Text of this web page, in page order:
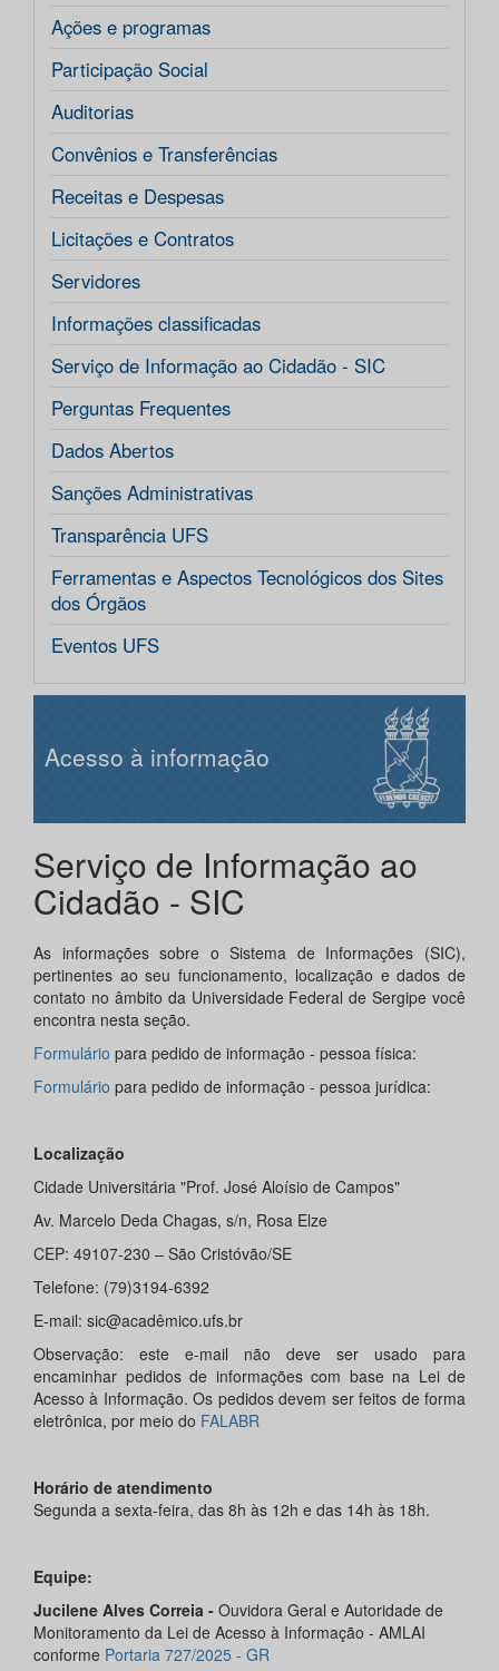
Ações e programas
Participação Social
Auditorias
Convênios e Transferências
Receitas e Despesas
Licitações e Contratos
Servidores
Informações classificadas
Serviço de Informação ao Cidadão - SIC
Perguntas Frequentes
Dados Abertos
Sanções Administrativas
Transparência UFS
Ferramentas e Aspectos Tecnológicos dos Sites
dos Órgãos
Eventos UFS
Acesso à informação
Serviço de Informação ao
Cidadão - SIC
As informações sobre o Sistema de Informações (SIC),
pertinentes ao seu funcionamento, localização e dados de
contato no âmbito da Universidade Federal de Sergipe você
encontra nesta seção.
Formulário para pedido de informação - pessoa física:
Formulário para pedido de informação - pessoa jurídica:
Localização
Cidade Universitária "Prof. José Aloísio de Campos"
Av. Marcelo Deda Chagas, s/n, Rosa Elze
CEP: 49107-230 – São Cristóvão/SE
Telefone: (79)3194-6392
E-mail: sic@acadêmico.ufs.br
Observação: este e-mail não deve ser usado para
encaminhar pedidos de informações com base na Lei de
Acesso à Informação. Os pedidos devem ser feitos de forma
eletrônica, por meio do FALABR
Horário de atendimento
Segunda a sexta-feira, das 8h às 12h e das 14h às 18h.
Equipe:
Jucilene Alves Correia - Ouvidora Geral e Autoridade de
Monitoramento da Lei de Acesso à Informação - AMLAI
conforme Portaria 727/2025 - GR